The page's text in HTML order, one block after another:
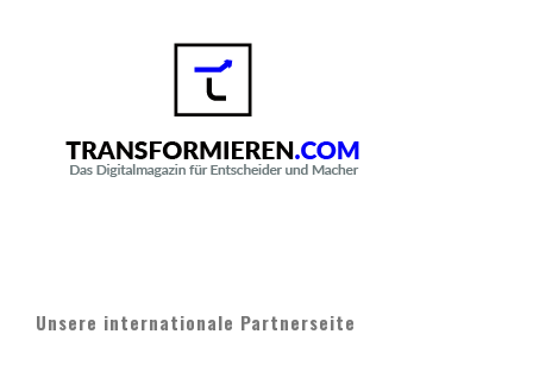
Unsere internationale Partnerseite